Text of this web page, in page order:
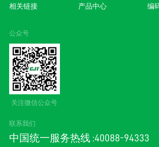
联系我们
中国统一服务热线 :40088-94333
相关链接 产品中心 编
公众号
关注微信公众号